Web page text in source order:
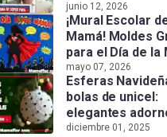
junio 12, 2026
¡Mural Escolar
Mamá! Moldes
para el Día de la
mayo 07, 2026
Esferas
bolas de unicel:
elegantes
hechos a mano
diciembre 01, 2025